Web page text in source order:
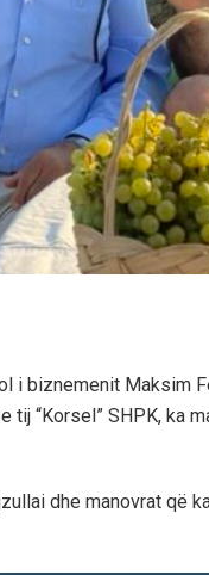
biznemenit Maksim
tij “Korsel” SHPK, ka
dhe manovrat që